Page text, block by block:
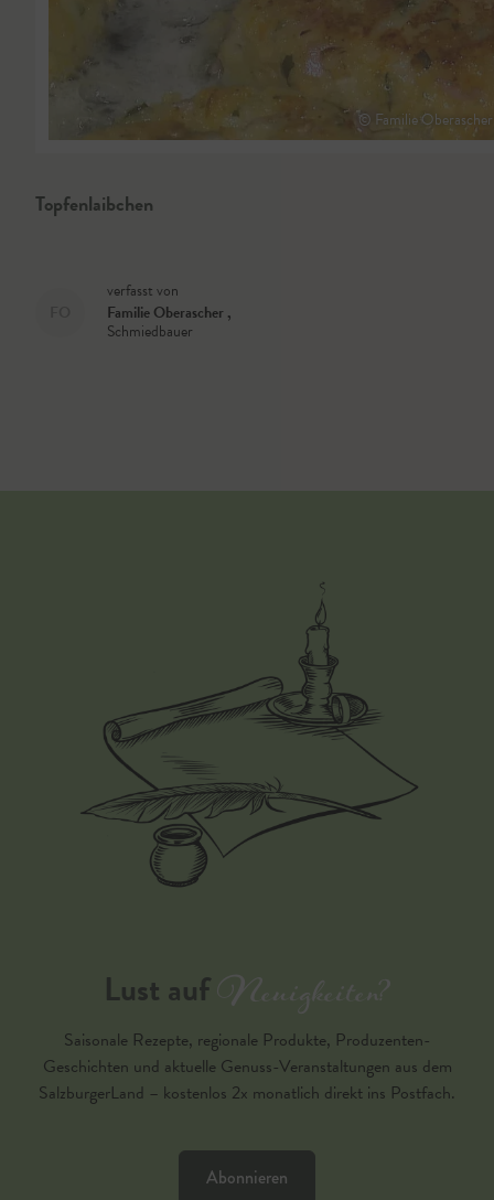
© Familie Oberascher
Topfenlaibchen
verfasst von
Familie Oberascher,
Schmiedbauer
Lust aufNeuigkeiten?
Saisonale Rezepte, regionale Produkte, Produzenten-
Geschichten und aktuelle Genuss-Veranstaltungen aus dem
SalzburgerLand – kostenlos 2x monatlich direkt ins Postfach.
Abonnieren